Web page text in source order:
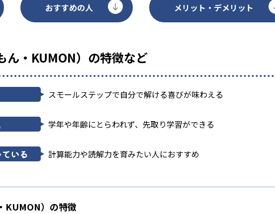
おすすめの人 メリット・デメリット
ん・KUMON）の特徴など
スモールステップで自分で解ける喜びが味わえる
学年や年齢にとらわれず、先取り学習ができる
いる 計算能力や読解力を育みたい人におすすめ
KUMON）の特徴